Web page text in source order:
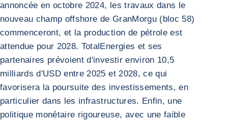
annoncée en octobre 2024, les travaux dans le
nouveau champ offshore de GranMorgu (bloc 58)
commenceront, et la production de pétrole est
attendue pour 2028. TotalEnergies et ses
partenaires prévoient d'investir environ 10,5
milliards d'USD entre 2025 et 2028, ce qui
favorisera la poursuite des investissements, en
particulier dans les infrastructures. Enfin, une
politique monétaire rigoureuse, avec une faible